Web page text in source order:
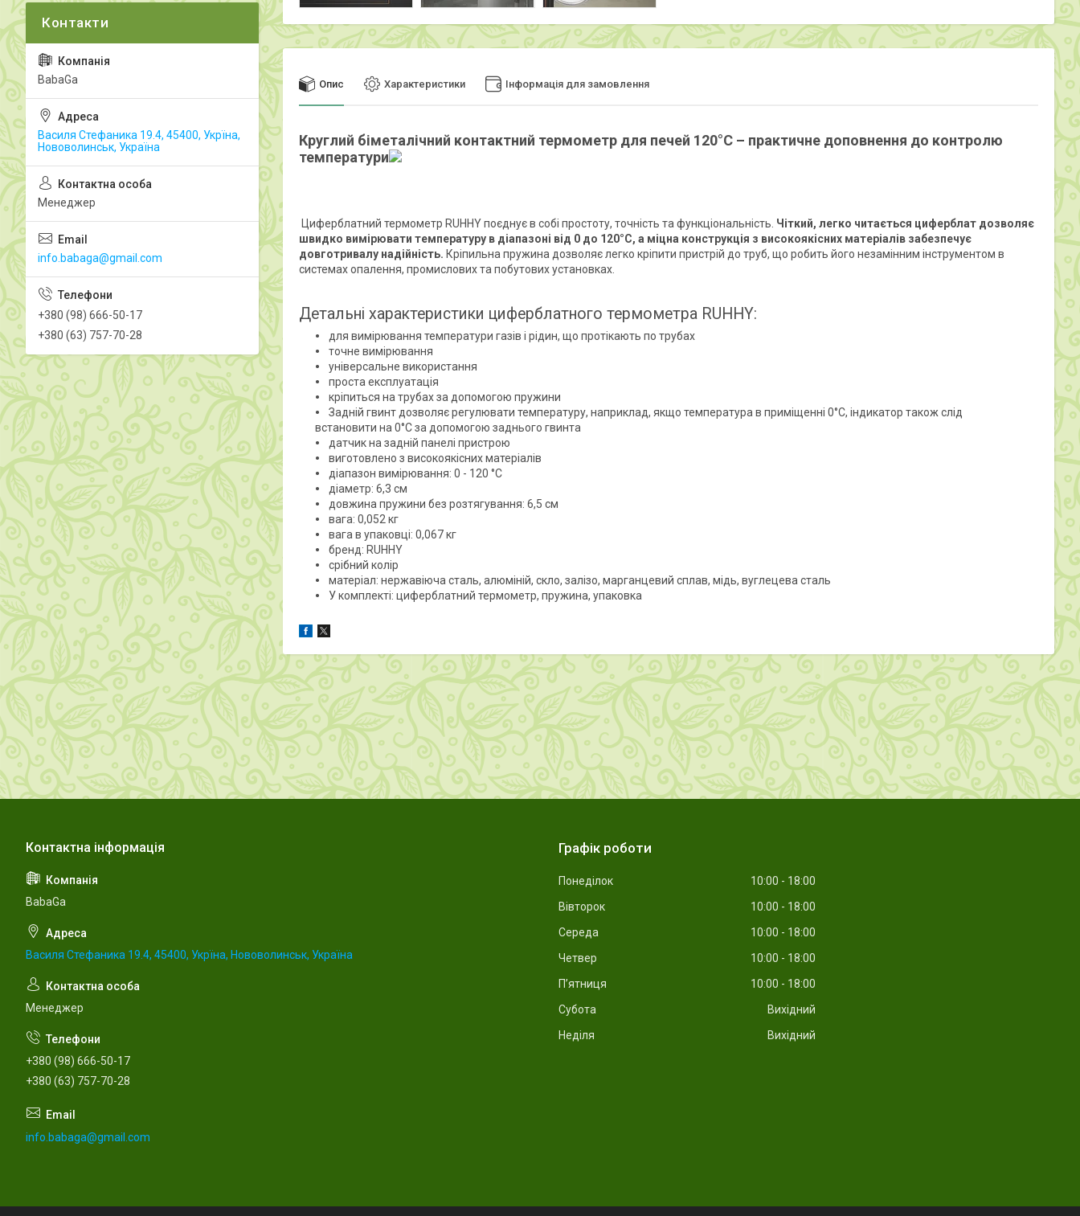
Опис Характеристики Інформація для замовлення
Круглий біметалічний контактний термометр для печей 120°C – практичне доповнення до контролю
температури
Циферблатний термометр RUHHY поєднує в собі простоту, точність та функціональність. Чіткий, легко читається циферблат дозволяє
швидко вимірювати температуру в діапазоні від 0 до 120°C, а міцна конструкція з високоякісних матеріалів забезпечує
довготривалу надійність. Кріпильна пружина дозволяє легко кріпити пристрій до труб, що робить його незамінним інструментом в
системах опалення, промислових та побутових установках.
Детальні характеристики циферблатного термометра RUHHY:
для вимірювання температури газів і рідин, що протікають по трубах
точне вимірювання
універсальне використання
проста експлуатація
кріпиться на трубах за допомогою пружини
Задній гвинт дозволяє регулювати температуру, наприклад, якщо температура в приміщенні 0°C, індикатор також слід
встановити на 0°C за допомогою заднього гвинта
датчик на задній панелі пристрою
виготовлено з високоякісних матеріалів
діапазон вимірювання: 0 - 120 °C
діаметр: 6,3 см
довжина пружини без розтягування: 6,5 см
вага: 0,052 кг
вага в упаковці: 0,067 кг
бренд: RUHHY
срібний колір
матеріал: нержавіюча сталь, алюміній, скло, залізо, марганцевий сплав, мідь, вуглецева сталь
У комплекті: циферблатний термометр, пружина, упаковка
BabaGa
Василя Стефаника 19.4, 45400, Укрїна,
Нововолинськ, Україна
Менеджер
info.babaga@gmail.com
+380 (98) 666-50-17
+380 (63) 757-70-28
BabaGa
Василя Стефаника 19.4, 45400, Укрїна, Нововолинськ, Україна
Менеджер
+380 (98) 666-50-17
+380 (63) 757-70-28
info.babaga@gmail.com
Графік роботи
Понеділок 10:00
18:00
Вівторок
10:00
18:00
Середа
10:00
18:00
Четвер
10:00
18:00
Пʼятниця
10:00
18:00
Субота
Вихідний
Неділя
Вихідний